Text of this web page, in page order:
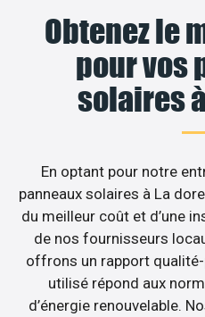
Obtenez le
pour vos
solaires
En optant pour notre
panneaux solaires à La
du meilleur coût et d’une
de nos fournisseurs
offrons un rapport
utilisé répond aux
d’énergie renouvelable.